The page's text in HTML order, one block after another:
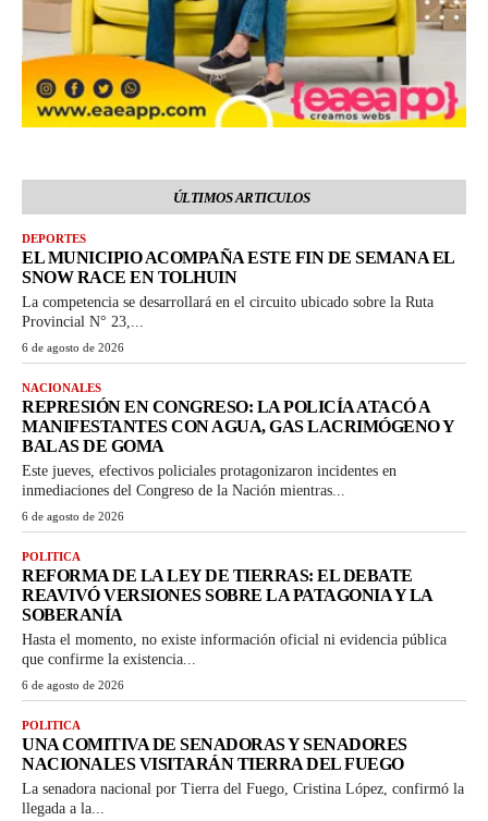
ÚLTIMOS ARTICULOS
DEPORTES
EL MUNICIPIO ACOMPAÑA ESTE FIN DE SEMANA EL
SNOW RACE EN TOLHUIN
La competencia se desarrollará en el circuito ubicado sobre la Ruta
Provincial N° 23,...
6 de agosto de 2026
NACIONALES
REPRESIÓN EN CONGRESO: LA POLICÍA ATACÓ A
MANIFESTANTES CON AGUA, GAS LACRIMÓGENO Y
BALAS DE GOMA
Este jueves, efectivos policiales protagonizaron incidentes en
inmediaciones del Congreso de la Nación mientras...
6 de agosto de 2026
POLITICA
REFORMA DE LA LEY DE TIERRAS: EL DEBATE
REAVIVÓ VERSIONES SOBRE LA PATAGONIA Y LA
SOBERANÍA
Hasta el momento, no existe información oficial ni evidencia pública
que confirme la existencia...
6 de agosto de 2026
POLITICA
UNA COMITIVA DE SENADORAS Y SENADORES
NACIONALES VISITARÁN TIERRA DEL FUEGO
La senadora nacional por Tierra del Fuego, Cristina López, confirmó la
llegada a la...